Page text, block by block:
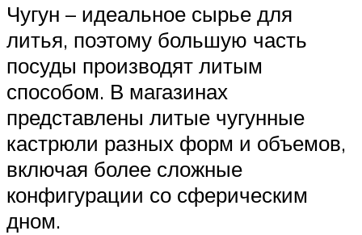
Чугун – идеальное сырье для
литья, поэтому большую часть
посуды производят литым
способом. В магазинах
представлены литые чугунные
кастрюли разных форм и объемов,
включая более сложные
конфигурации со сферическим
дном.